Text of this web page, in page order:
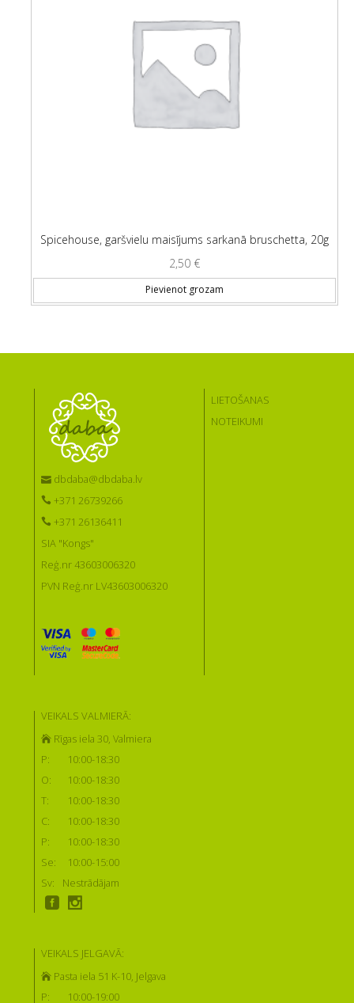
Spicehouse, garšvielu maisījums sarkanā bruschetta, 20g
2,50 €
Pievienot grozam
dbdaba@dbdaba.lv
+371 26739266
+371 26136411
SIA "Kongs"
Reģ.nr 43603006320
PVN Reģ.nr LV43603006320
LIETOŠANAS
NOTEIKUMI
VEIKALS VALMIERĀ:
Rīgas iela 30, Valmiera
P:
10:00-18:30
O:
10:00-18:30
T:
10:00-18:30
C:
10:00-18:30
P:
10:00-18:30
Se:
10:00-15:00
Sv:
Nestrādājam
VEIKALS JELGAVĀ:
Pasta iela 51 K-10, Jelgava
P:
10:00-19:00